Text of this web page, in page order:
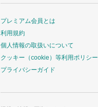
プレミアム会員とは
利用規約
個人情報の取扱いについて
クッキー（cookie）等利用ポリシー
プライバシーガイド